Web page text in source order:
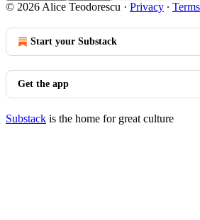
© 2026 Alice Teodorescu · Privacy ∙ Terms
Start your Substack
Get the app
Substack is the home for great culture